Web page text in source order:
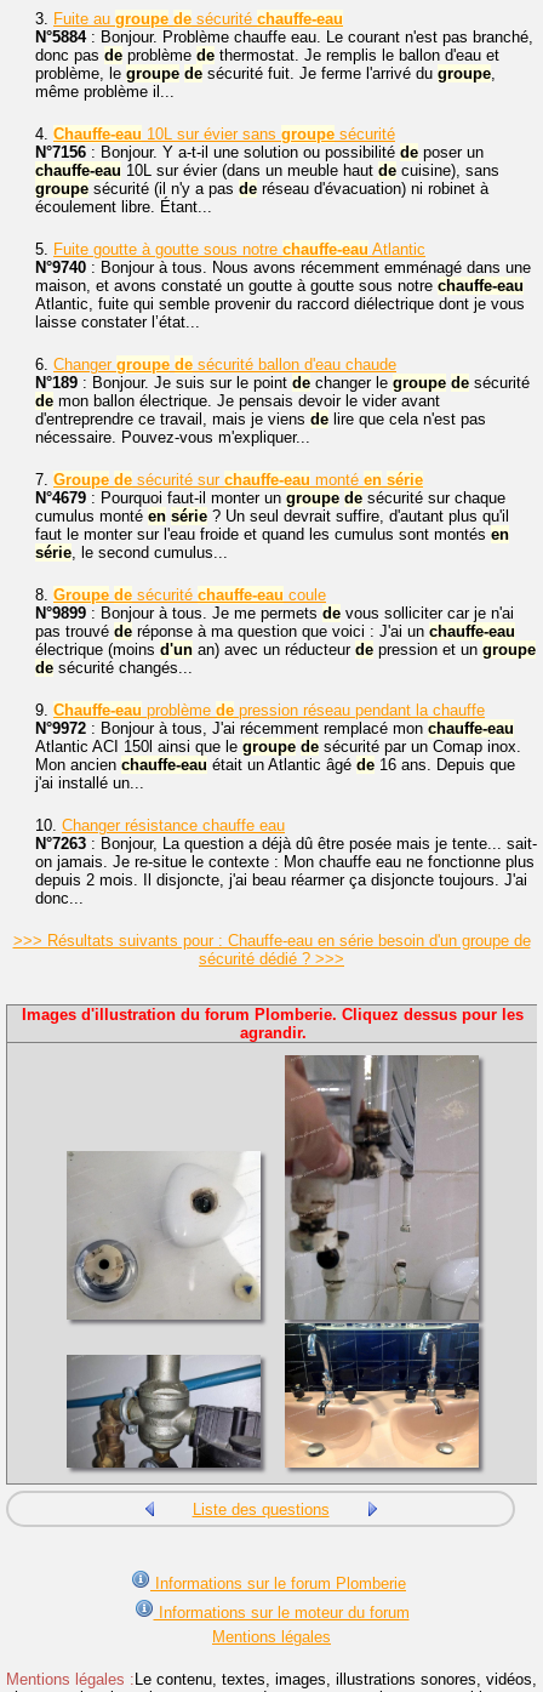
3. Fuite au groupe de sécurité chauffe-eau
N°5884: Bonjour. Problème chauffe eau. Le courant n'est pas branché,
donc pas de problème de thermostat. Je remplis le ballon d'eau et
problème, le groupe de sécurité fuit. Je ferme l'arrivé du groupe,
même problème il...
4. Chauffe-eau 10L sur évier sans groupe sécurité
N°7156 : Bonjour. Y a-t-il une solution ou possibilité de poser un
chauffe-eau 10L sur évier (dans un meuble haut de cuisine), sans
groupe sécurité (il n'y a pas de réseau d'évacuation) ni robinet à
écoulement libre. Étant...
5. Fuite goutte à goutte sous notre chauffe-eau Atlantic
N°9740 : Bonjour à tous. Nous avons récemment emménagé dans une
maison, et avons constaté un goutte à goutte sous notre chauffe-eau
Atlantic, fuite qui semble provenir du raccord diélectrique dont je vous
laisse constater l’état...
6. Changer groupe de sécurité ballon d'eau chaude
N°189 : Bonjour. Je suis sur le point de changer le groupe de sécurité
de mon ballon électrique. Je pensais devoir le vider avant
d'entreprendre ce travail, mais je viens de lire que cela n'est pas
nécessaire. Pouvez-vous m'expliquer...
7. Groupe de sécurité sur chauffe-eau monté en série
N°4679 : Pourquoi faut-il monter un groupe de sécurité sur chaque
cumulus monté en série ? Un seul devrait suffire, d'autant plus qu'il
faut le monter sur l'eau froide et quand les cumulus sont montés en
série, le second cumulus...
8. Groupe de sécurité chauffe-eau coule
N°9899 : Bonjour à tous. Je me permets de vous solliciter car je n'ai
pas trouvé de réponse à ma question que voici : J'ai un chauffe-eau
électrique (moins d'un an) avec un réducteur de pression et un groupe
de sécurité changés...
9. Chauffe-eau problème de pression réseau pendant la chauffe
N°9972 : Bonjour à tous, J'ai récemment remplacé mon chauffe-eau
Atlantic ACI 150l ainsi que le groupe de sécurité par un Comap inox.
Mon ancien chauffe-eau était un Atlantic âgé de 16 ans. Depuis que
j'ai installé un...
10. Changer résistance chauffe eau
N°7263 : Bonjour, La question a déjà dû être posée mais je tente... sait-
on jamais. Je re-situe le contexte : Mon chauffe eau ne fonctionne plus
depuis 2 mois. Il disjoncte, j'ai beau réarmer ça disjoncte toujours. J'ai
donc...
>>> Résultats suivants pour : Chauffe-eau en série besoin d'un groupe de
sécurité dédié ? >>>
Images d'illustration du forum Plomberie. Cliquez dessus pour les
agrandir.
Liste des questions
Informations sur le forum Plomberie
Informations sur le moteur du forum
Mentions légales
Mentions légales : Le contenu, textes, images, illustrations sonores, vidéos,